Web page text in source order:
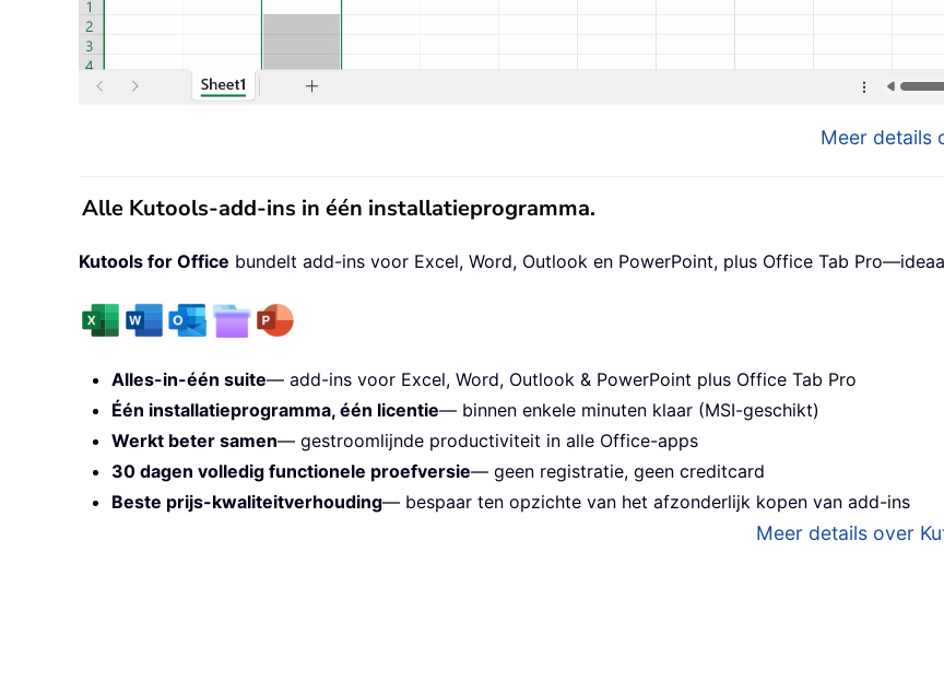
Meer details
Alle Kutools-add-ins in één installatieprogramma.
Kutools for Office bundelt add-ins voor Excel, Word, Outlook en PowerPoint, plus Office Tab
Alles-in-één suite— add-ins voor Excel, Word, Outlook & PowerPoint plus Office Tab Pro
Één installatieprogramma, één licentie— binnen enkele minuten klaar (MSI-geschikt)
Werkt beter samen— gestroomlijnde productiviteit in alle Office-apps
30 dagen volledig functionele proefversie— geen registratie, geen creditcard
Beste prijs-kwaliteitverhouding— bespaar ten opzichte van het afzonderlijk kopen van add-ins
Meer details over